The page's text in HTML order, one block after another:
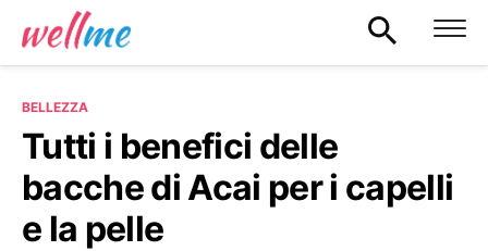
BELLEZZA
Tutti i benefici delle
bacche di Acai per i capelli
e la pelle